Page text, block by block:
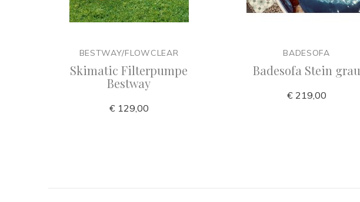
BESTWAY/FLOWCLEAR
Skimatic Filterpumpe
Bestway
€ 129,00
BADESOFA
Badesofa Stein grau
€ 219,00